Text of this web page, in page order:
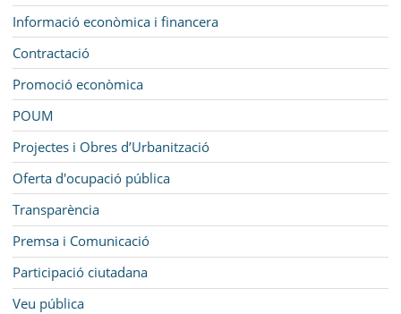
Informació econòmica i financera
Contractació
Promoció econòmica
POUM
Projectes i Obres d’Urbanització
Oferta d'ocupació pública
Transparència
Premsa i Comunicació
Participació ciutadana
Veu pública